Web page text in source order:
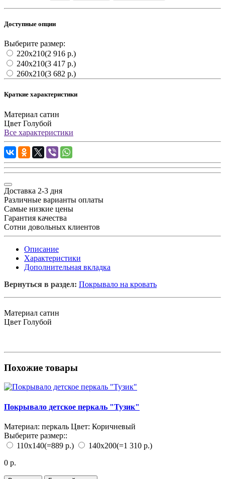
Доступные опции
Выберите размер:
220х210(2 916 р.)
240х210(3 417 р.)
260х210(3 682 р.)
Краткие характеристики
Материал сатин
Цвет Голубой
Все характеристики
Доставка 2-3 дня
Различные варианты оплаты
Самые низкие цены
Гарантия качества
Сотни довольных клиентов
Описание
Характеристики
Дополнительная вкладка
Вернуться в раздел: Покрывало на кровать
Материал сатин
Цвет Голубой
Похожие товары
Покрывало детское перкаль "Тузик"
Материал: перкаль Цвет: Коричневый
Выберите размер::
110х140(=889 р.) 140х200(=1 310 р.)
0 р.